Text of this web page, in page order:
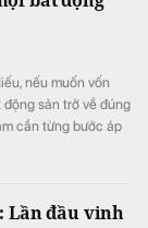
nếu muốn vốn
sản trở về đúng
cần từng bước áp
Lần đầu vinh